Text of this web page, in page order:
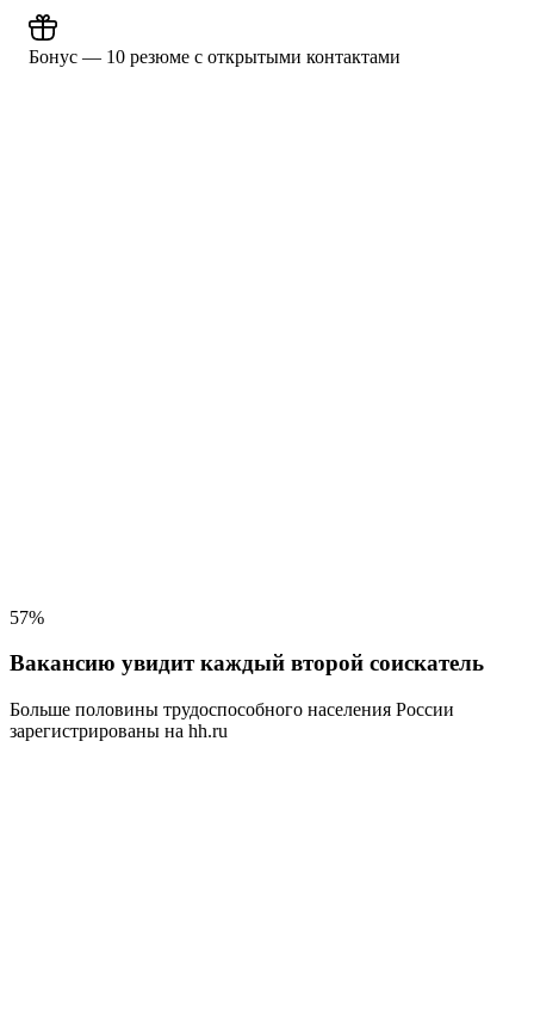
Бонус — 10 резюме с открытыми контактами
57%
Вакансию увидит каждый второй соискатель
Больше половины трудоспособного населения России
зарегистрированы на hh.ru